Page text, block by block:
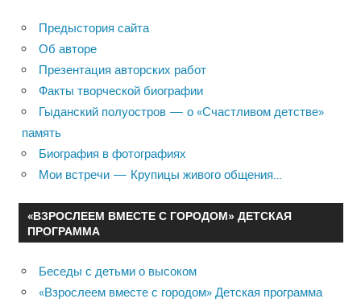
Предыстория сайта
Об авторе
Презентация авторских работ
Факты творческой биографии
Гыданский полуостров — о «Счастливом детстве»
память
Биография в фотографиях
Мои встречи — Крупицы живого общения…
«ВЗРОСЛЕЕМ ВМЕСТЕ С ГОРОДОМ» ДЕТСКАЯ
ПРОГРАММА
Беседы с детьми о высоком
«Взрослеем вместе с городом» Детская программа